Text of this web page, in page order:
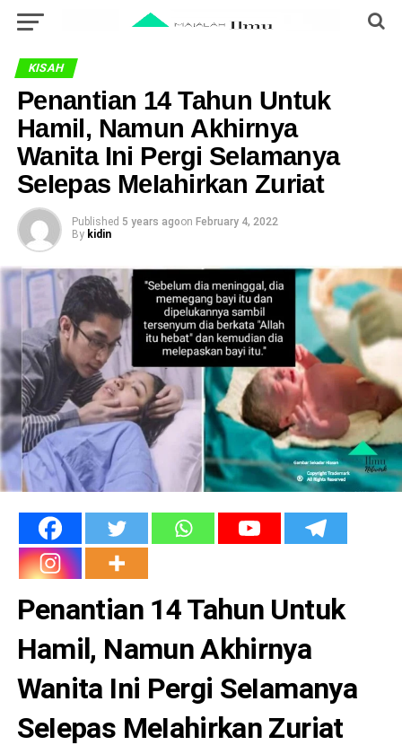
KISAH
Penantian 14 Tahun Untuk
Hamil, Namun Akhirnya
Wanita Ini Pergi SeIamanya
SeIepas MeIahirkan Zuriat
Published 5 years agoon February 4, 2022
By kidin
Penantian 14 Tahun Untuk
Hamil, Namun Akhirnya
Wanita Ini Pergi SeIamanya
SeIepas MeIahirkan Zuriat